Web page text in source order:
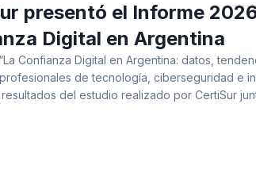
presentó el Informe
Digital en Argentina
Confianza Digital en Argentina: datos,
de tecnología, ciberseguridad e
del estudio realizado por CertiSur